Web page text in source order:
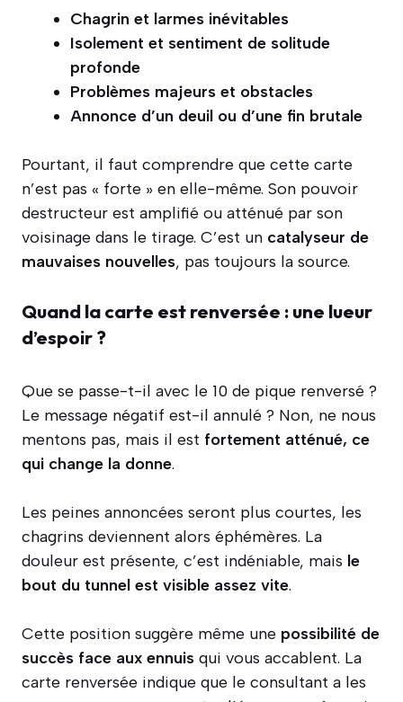
Chagrin et larmes inévitables
Isolement et sentiment de solitude
profonde
Problèmes majeurs et obstacles
Annonce d’un deuil ou d’une fin brutale
Pourtant, il faut comprendre que cette carte
n’est pas « forte » en elle-même. Son pouvoir
destructeur est amplifié ou atténué par son
voisinage dans le tirage. C’est un catalyseur de
mauvaises nouvelles, pas toujours la source.
Quand la carte est renversée : une lueur
d’espoir ?
Que se passe-t-il avec le 10 de pique renversé ?
Le message négatif est-il annulé ? Non, ne nous
mentons pas, mais il est fortement atténué, ce
qui change la donne.
Les peines annoncées seront plus courtes, les
chagrins deviennent alors éphémères. La
douleur est présente, c’est indéniable, mais le
bout du tunnel est visible assez vite.
Cette position suggère même une possibilité de
succès face aux ennuis qui vous accablent. La
carte renversée indique que le consultant a les